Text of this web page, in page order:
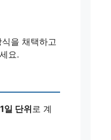
식을 채택하고
요.
1일 단위 로 계